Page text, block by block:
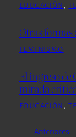
EDUCACIÓN ,
Otras
FEMINISMO
El ingreso de
mirada
EDUCACIÓN ,
Anteriores